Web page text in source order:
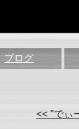
ブログ
<< "でぃ